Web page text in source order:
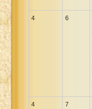
4 6
4 7